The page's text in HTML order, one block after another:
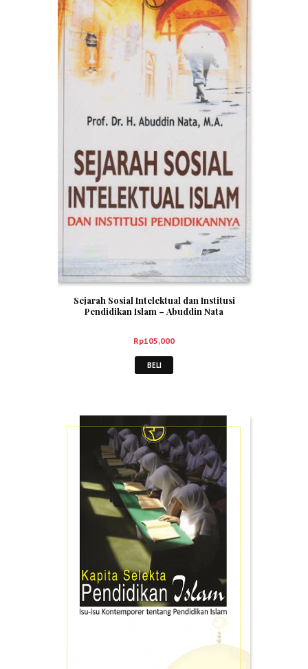
Sejarah Sosial Intelektual dan Institusi
Pendidikan Islam – Abuddin Nata
Rp105,000
BELI